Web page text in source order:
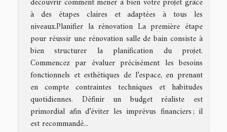
à des étapes claires et adaptées à tous les
niveaux.Planifier la rénovation La première étape
pour réussir une rénovation salle de bain consiste à
bien structurer la planification du projet.
Commencez par évaluer précisément les besoins
fonctionnels et esthétiques de l’espace, en prenant
en compte contraintes techniques et habitudes
quotidiennes. Définir un budget réaliste est
primordial afin d’éviter les imprévus financiers ; il
est recommandé...